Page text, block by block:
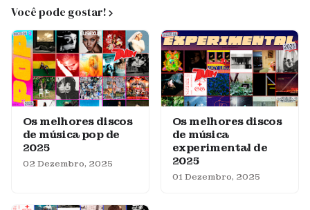
Você pode gostar!
Os melhores discos
de música pop de
2025
02 Dezembro, 2025
Os melhores discos
de música
experimental de
2025
01 Dezembro, 2025